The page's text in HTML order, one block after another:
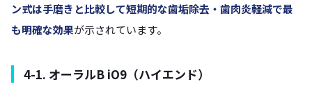
ン式は手磨きと比較して短期的な歯垢除去・歯肉炎軽減で最
も明確な効果が示されています。
4-1. オーラルB iO9（ハイエンド）